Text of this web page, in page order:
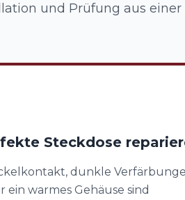
und Prüfung aus einer
Steckdose
dunkle
ein warmes Gehäuse sind